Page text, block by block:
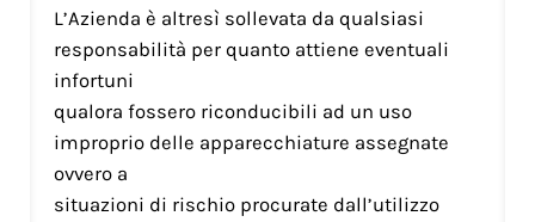
L’Azienda è altresì sollevata da qualsiasi
responsabilità per quanto attiene eventuali
infortuni
qualora fossero riconducibili ad un uso
improprio delle apparecchiature assegnate
ovvero a
situazioni di rischio procurate dall’utilizzo